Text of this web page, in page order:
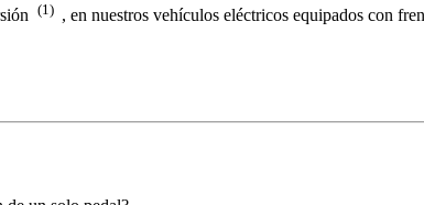
(1) , en nuestros vehículos eléctricos equipados con